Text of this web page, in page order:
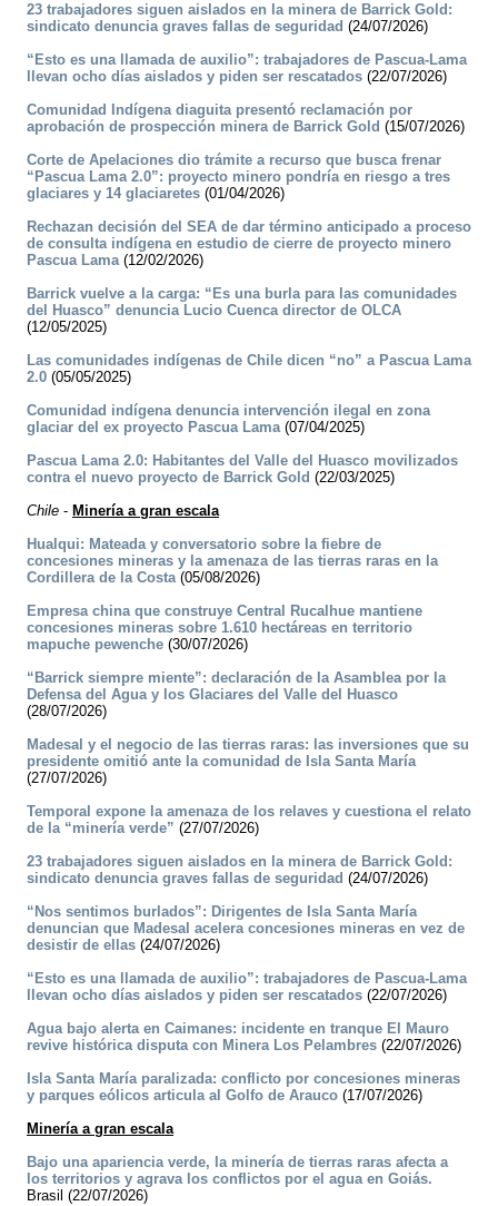
23 trabajadores siguen aislados en la minera de Barrick Gold:
sindicato denuncia graves fallas de seguridad (24/07/2026)
“Esto es una llamada de auxilio”: trabajadores de Pascua-Lama
llevan ocho días aislados y piden ser rescatados (22/07/2026)
Comunidad Indígena diaguita presentó reclamación por
aprobación de prospección minera de Barrick Gold (15/07/2026)
Corte de Apelaciones dio trámite a recurso que busca frenar
“Pascua Lama 2.0”: proyecto minero pondría en riesgo a tres
glaciares y 14 glaciaretes (01/04/2026)
Rechazan decisión del SEA de dar término anticipado a proceso
de consulta indígena en estudio de cierre de proyecto minero
Pascua Lama(12/02/2026)
Barrick vuelve a la carga: “Es una burla para las comunidades
del Huasco” denuncia Lucio Cuenca director de OLCA
(12/05/2025)
Las comunidades indígenas de Chile dicen “no” a Pascua Lama
2.0 (05/05/2025)
Comunidad indígena denuncia intervención ilegal en zona
glaciar del ex proyecto Pascua Lama(07/04/2025)
Pascua Lama 2.0: Habitantes del Valle del Huasco movilizados
contra el nuevo proyecto de Barrick Gold (22/03/2025)
Chile - Minería a gran escala
Hualqui: Mateada y conversatorio sobre la fiebre de
concesiones mineras y la amenaza de las tierras raras en la
Cordillera de la Costa(05/08/2026)
Empresa china que construye Central Rucalhue mantiene
concesiones mineras sobre 1.610 hectáreas en territorio
mapuche pewenche (30/07/2026)
“Barrick siempre miente”: declaración de la Asamblea por la
Defensa del Agua y los Glaciares del Valle del Huasco
(28/07/2026)
Madesal y el negocio de las tierras raras: las inversiones que su
presidente omitió ante la comunidad de Isla Santa María
(27/07/2026)
Temporal expone la amenaza de los relaves y cuestiona el relato
de la “minería verde” (27/07/2026)
23 trabajadores siguen aislados en la minera de Barrick Gold:
sindicato denuncia graves fallas de seguridad (24/07/2026)
“Nos sentimos burlados”: Dirigentes de Isla Santa María
denuncian que Madesal acelera concesiones mineras en vez de
desistir de ellas (24/07/2026)
“Esto es una llamada de auxilio”: trabajadores de Pascua-Lama
llevan ocho días aislados y piden ser rescatados (22/07/2026)
Agua bajo alerta en Caimanes: incidente en tranque El Mauro
revive histórica disputa con Minera Los Pelambres (22/07/2026)
Isla Santa María paralizada: conflicto por concesiones mineras
y parques eólicos articula al Golfo de Arauco (17/07/2026)
Minería a gran escala
Bajo una apariencia verde, la minería de tierras raras afecta a
los territorios y agrava los conflictos por el agua en Goiás.
Brasil (22/07/2026)